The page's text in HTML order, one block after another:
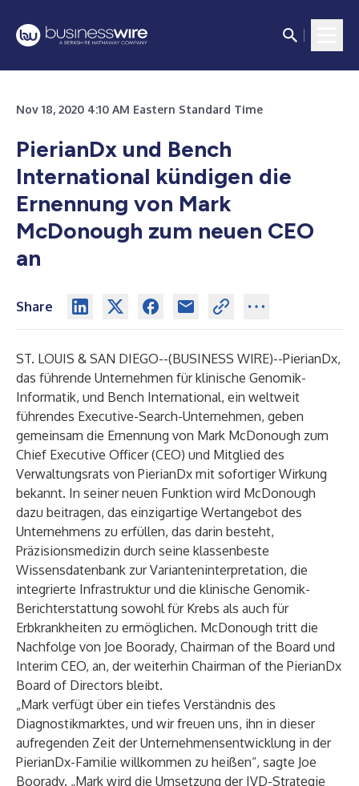
Nov 18, 2020 4:10 AM Eastern Standard Time
PierianDx und Bench
International kündigen die
Ernennung von Mark
McDonough zum neuen CEO
an
Share
ST. LOUIS & SAN DIEGO--(BUSINESS WIRE)--PierianDx,
das führende Unternehmen für klinische Genomik-
Informatik, und Bench International, ein weltweit
führendes Executive-Search-Unternehmen, geben
gemeinsam die Ernennung von Mark McDonough zum
Chief Executive Officer (CEO) und Mitglied des
Verwaltungsrats von PierianDx mit sofortiger Wirkung
bekannt. In seiner neuen Funktion wird McDonough
dazu beitragen, das einzigartige Wertangebot des
Unternehmens zu erfüllen, das darin besteht,
Präzisionsmedizin durch seine klassenbeste
Wissensdatenbank zur Varianteninterpretation, die
integrierte Infrastruktur und die klinische Genomik-
Berichterstattung sowohl für Krebs als auch für
Erbkrankheiten zu ermöglichen. McDonough tritt die
Nachfolge von Joe Boorady, Chairman of the Board und
Interim CEO, an, der weiterhin Chairman of the PierianDx
Board of Directors bleibt.
„Mark verfügt über ein tiefes Verständnis des
Diagnostikmarktes, und wir freuen uns, ihn in dieser
aufregenden Zeit der Unternehmensentwicklung in der
PierianDx-Familie willkommen zu heißen“, sagte Joe
Boorady. „Mark wird die Umsetzung der IVD-Strategie